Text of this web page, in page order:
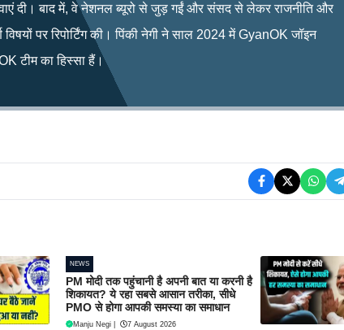
दी। बाद में, वे नेशनल ब्यूरो से जुड़ गईं और संसद से लेकर राजनीति और
पर रिपोर्टिंग की। पिंकी नेगी ने साल 2024 में GyanOK जॉइन
टीम का हिस्सा हैं।
NEWS
PM मोदी तक पहुंचानी है अपनी बात या करनी है
शिकायत? ये रहा सबसे आसान तरीका, सीधे
PMO से होगा आपकी समस्या का समाधान
Manju Negi 7 August 2026